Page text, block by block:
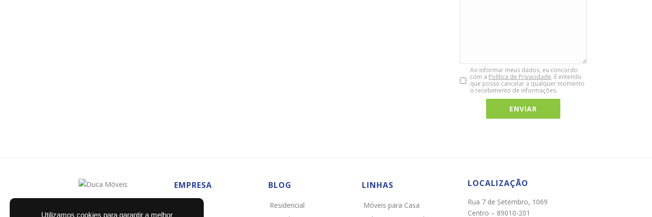
Utilizamos cookies para garantir a melhor
Ao informar meus dados, eu concordo
com a Política de Privacidade. E entendo
que posso cancelar a qualquer momento
o recebimento de informações.
EMPRESA BLOG
Residencial
LINHAS
Móveis para Casa
LOCALIZAÇÃO
Rua 7 de Setembro, 1069
Centro – 89010-201
Chat WhatsApp
Por favor, preencha os campos abaixo para
conversar e teremos todo o prazer em